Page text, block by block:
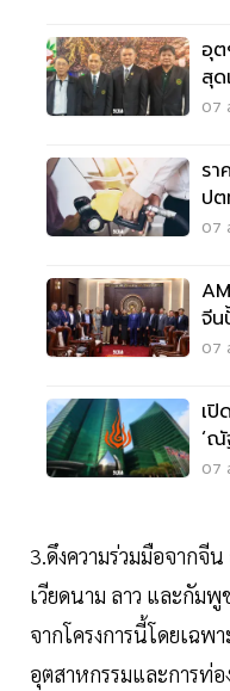
อุ
สุ
กว่
07
ร
ปต
07
จีน
ไฮ
07
เปิ
‘ณัฐ
มา
07
3.ดึงความร่วมมือจากจี
เวียดนาม ลาว และกัม
จากโครงการนี้โดยเฉพ
อุตสาหกรรมและการท่อ